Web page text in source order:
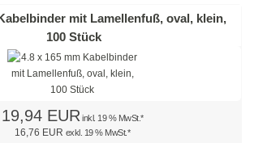
PA66
mit Lamellenfuß, oval, klein,
100 Stück
19,94 EUR inkl. 19 % MwSt.*
16,76 EUR exkl. 19 % MwSt.*